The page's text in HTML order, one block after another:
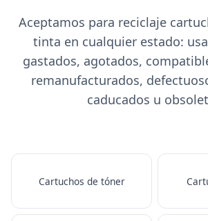
Aceptamos para reciclaje
tinta en cualquier estado:
gastados, agotados,
remanufacturados,
caducados u
Cartuchos de tóner